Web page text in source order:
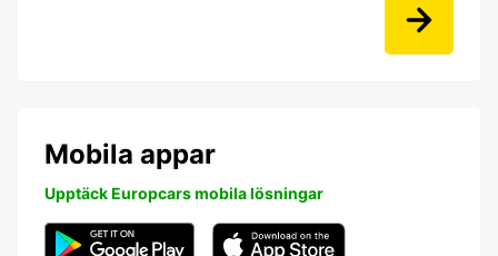
Mobila appar
Upptäck Europcars mobila lösningar